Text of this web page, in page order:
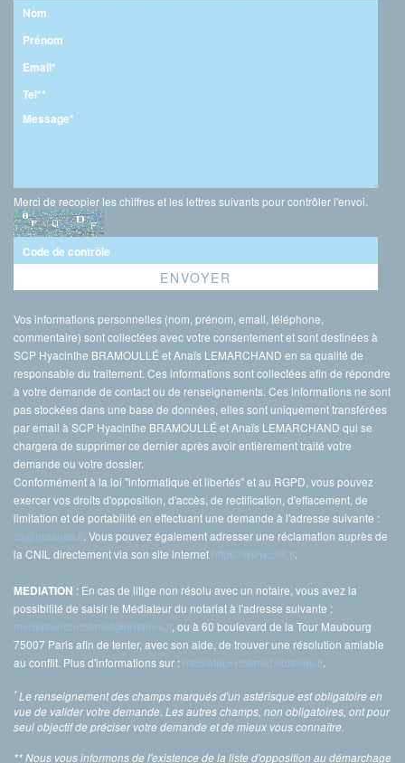
Merci de recopier les chiffres et les lettres suivants pour contrôler l'envoi.
Vos informations personnelles (nom, prénom, email, téléphone,
commentaire) sont collectées avec votre consentement et sont destinées à
SCP Hyacinthe BRAMOULLÉ et Anaïs LEMARCHAND en sa qualité de
responsable du traitement. Ces informations sont collectées afin de répondre
à votre demande de contact ou de renseignements. Ces informations ne sont
pas stockées dans une base de données, elles sont uniquement transférées
par email à SCP Hyacinthe BRAMOULLÉ et Anaïs LEMARCHAND qui se
chargera de supprimer ce dernier après avoir entièrement traité votre
demande ou votre dossier.
Conformément à la loi "informatique et libertés" et au RGPD, vous pouvez
exercer vos droits d'opposition, d'accès, de rectification, d'effacement, de
limitation et de portabilité en effectuant une demande à l'adresse suivante :
cil@notaires.fr. Vous pouvez également adresser une réclamation auprès de
la CNIL directement via son site internet https://www.cnil.fr.
MEDIATION : En cas de litige non résolu avec un notaire, vous avez la
possibilité de saisir le Médiateur du notariat à l'adresse suivante :
mediateurdunotariat@notaires.fr, ou à 60 boulevard de la Tour Maubourg
75007 Paris afin de tenter, avec son aide, de trouver une résolution amiable
au conflit. Plus d'informations sur : mediateur-notariat.notaires.fr.
*Le renseignement des champs marqués d'un astérisque est obligatoire en
vue de valider votre demande. Les autres champs, non obligatoires, ont pour
seul objectif de préciser votre demande et de mieux vous connaître.
** Nous vous informons de l'existence de la liste d'opposition au démarchage